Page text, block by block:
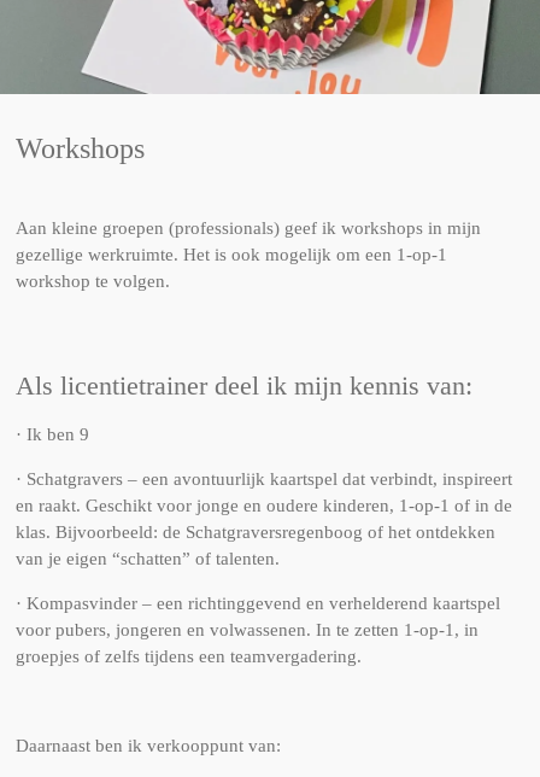
Workshops
Aan kleine groepen (professionals) geef ik workshops in mijn
gezellige werkruimte. Het is ook mogelijk om een 1-op-1
workshop te volgen.
Als licentietrainer deel ik mijn kennis van:
· Ik ben 9
· Schatgravers – een avontuurlijk kaartspel dat verbindt, inspireert
en raakt. Geschikt voor jonge en oudere kinderen, 1-op-1 of in de
klas. Bijvoorbeeld: de Schatgraversregenboog of het ontdekken
van je eigen “schatten” of talenten.
· Kompasvinder – een richtinggevend en verhelderend kaartspel
voor pubers, jongeren en volwassenen. In te zetten 1-op-1, in
groepjes of zelfs tijdens een teamvergadering.
Daarnaast ben ik verkooppunt van: